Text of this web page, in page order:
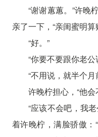
“谢谢蕙蕙。”许晚
亲了一下，“亲闺蜜明
“好。”
“你要不要跟你老公
“不用说，就半个
许晚柠担心，“他
“应该不会吧，我
着许晚柠，满脸骄傲